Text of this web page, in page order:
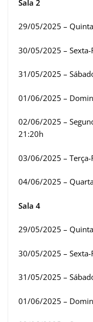
Sala 2
29/05/2025 –
30/05/2025 –
31/05/2025 –
01/06/2025 –
02/06/2025 –
21:20h
03/06/2025 –
04/06/2025 –
Sala 4
29/05/2025 –
30/05/2025 –
31/05/2025 –
01/06/2025 –